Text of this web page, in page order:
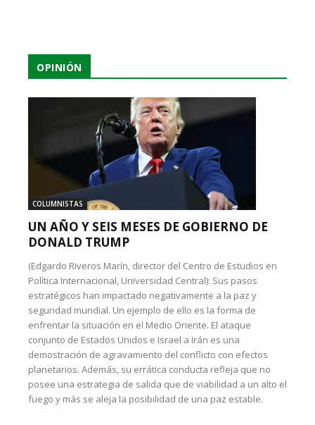
OPINIÓN
COLUMNISTAS
UN AÑO Y SEIS MESES DE GOBIERNO DE
DONALD TRUMP
(Edgardo Riveros Marín, director del Centro de Estudios en
Política Internacional, Universidad Central): Sus pasos
estratégicos han impactado negativamente a la paz y
seguridad mundial. Un ejemplo de ello es la forma de
enfrentar la situación en el Medio Oriente. El ataque
conjunto de Estados Unidos e Israel a Irán es una
demostración de agravamiento del conflicto con efectos
planetarios. Además, su errática conducta refleja que no
posee una estrategia de salida que de viabilidad a un alto el
fuego y más se aleja la posibilidad de una paz estable.